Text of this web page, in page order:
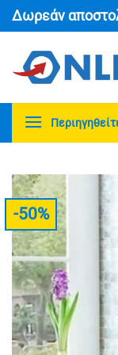
Μετάβαση
στο
περιεχόμενο
Δωρεάν
-50%